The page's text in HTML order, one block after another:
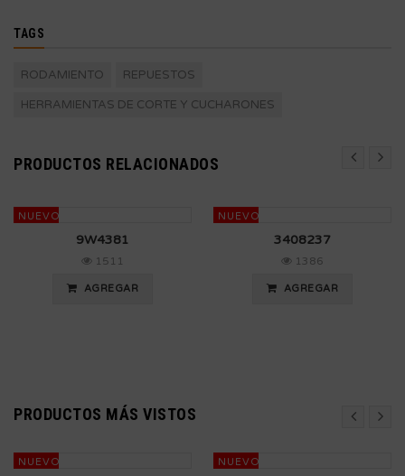
TAGS
RODAMIENTO REPUESTOS
HERRAMIENTAS DE CORTE Y CUCHARONES
PRODUCTOS RELACIONADOS
NUEVO
9W4381
1511
AGREGAR
NUEVO
3408237
1386
AGREGAR
PRODUCTOS MÁS VISTOS
NUEVO NUEVO